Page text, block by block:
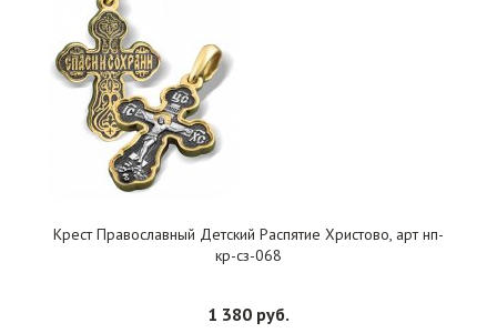
Крест Православный Детский Распятие Христово, арт нп-
кр-сз-068
1 380 руб.